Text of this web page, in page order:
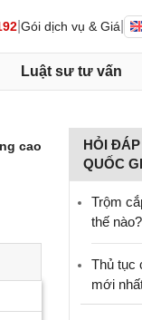
Gói dịch vụ & Giá
Luật sư tư vấn
cao
HỎI
QUỐC
Trộm
thế nào?
Thủ tục
mới